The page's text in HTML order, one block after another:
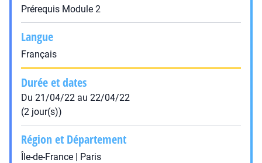
Prérequis Module 2
Langue
Français
Durée et dates
Du 21/04/22 au 22/04/22
(2 jour(s))
Région et Département
Île-de-France | Paris